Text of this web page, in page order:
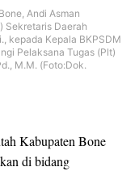
Andi Asman
Sekretaris Daerah
kepada Kepala BKPSDM
Pelaksana Tugas (Plt)
M.M. (Foto:Dok.
Kabupaten Bone
di bidang